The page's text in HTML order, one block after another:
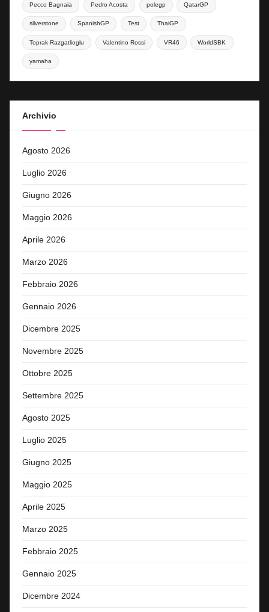
Pecco Bagnaia Pedro Acosta polegp QatarGP
silverstone SpanishGP Test ThaiGP
Toprak Razgatlioglu Valentino Rossi VR46 WorldSBK
yamaha
Archivio
Agosto 2026
Luglio 2026
Giugno 2026
Maggio 2026
Aprile 2026
Marzo 2026
Febbraio 2026
Gennaio 2026
Dicembre 2025
Novembre 2025
Ottobre 2025
Settembre 2025
Agosto 2025
Luglio 2025
Giugno 2025
Maggio 2025
Aprile 2025
Marzo 2025
Febbraio 2025
Gennaio 2025
Dicembre 2024